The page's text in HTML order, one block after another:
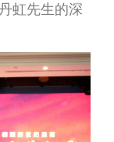
虹先生的深